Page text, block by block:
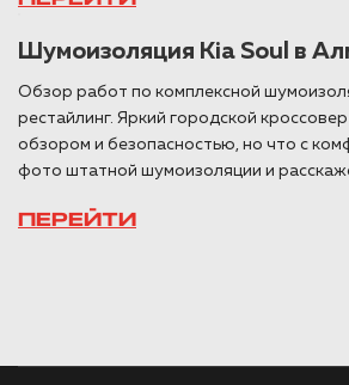
Шумоизоляция Kia Soul в
Обзор работ по комплексной
рестайлинг. Яркий городской
обзором и безопасностью, но что с
фото штатной шумоизоляции и
ПЕРЕЙТИ